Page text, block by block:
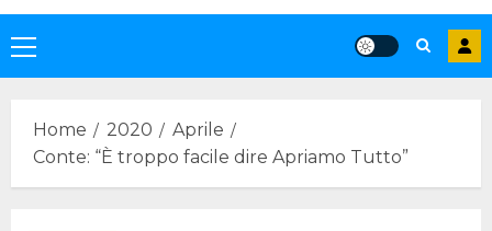
Primary
Menu
Home 2020
Aprile
Conte: “È troppo facile dire Apriamo Tutto”